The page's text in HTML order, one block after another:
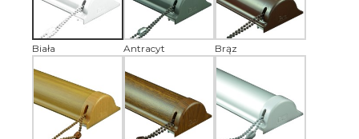
Biała Antracyt Brąz